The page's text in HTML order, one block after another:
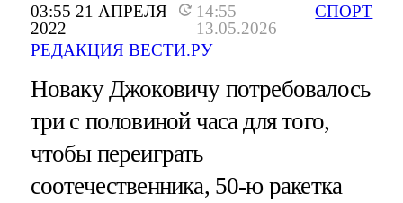
03:55 21 АПРЕЛЯ
2022
14:55
13.05.2026
РЕДАКЦИЯ ВЕСТИ.РУ
СПОРТ
Новаку Джоковичу потребовалось
три с половиной часа для того,
чтобы переиграть
соотечественника, 50-ю ракетка